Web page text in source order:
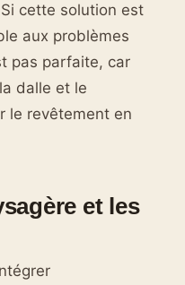
cette solution est
aux problèmes
pas parfaite, car
dalle et le
le revêtement en
et les